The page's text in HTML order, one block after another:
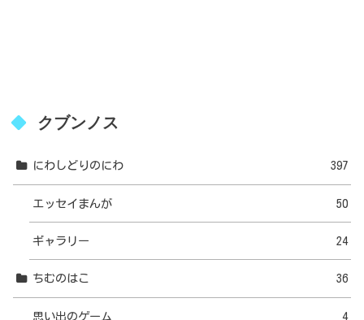
クブンノス
にわしどりのにわ 397
エッセイまんが 50
ギャラリー 24
ちむのはこ 36
思い出のゲーム 4